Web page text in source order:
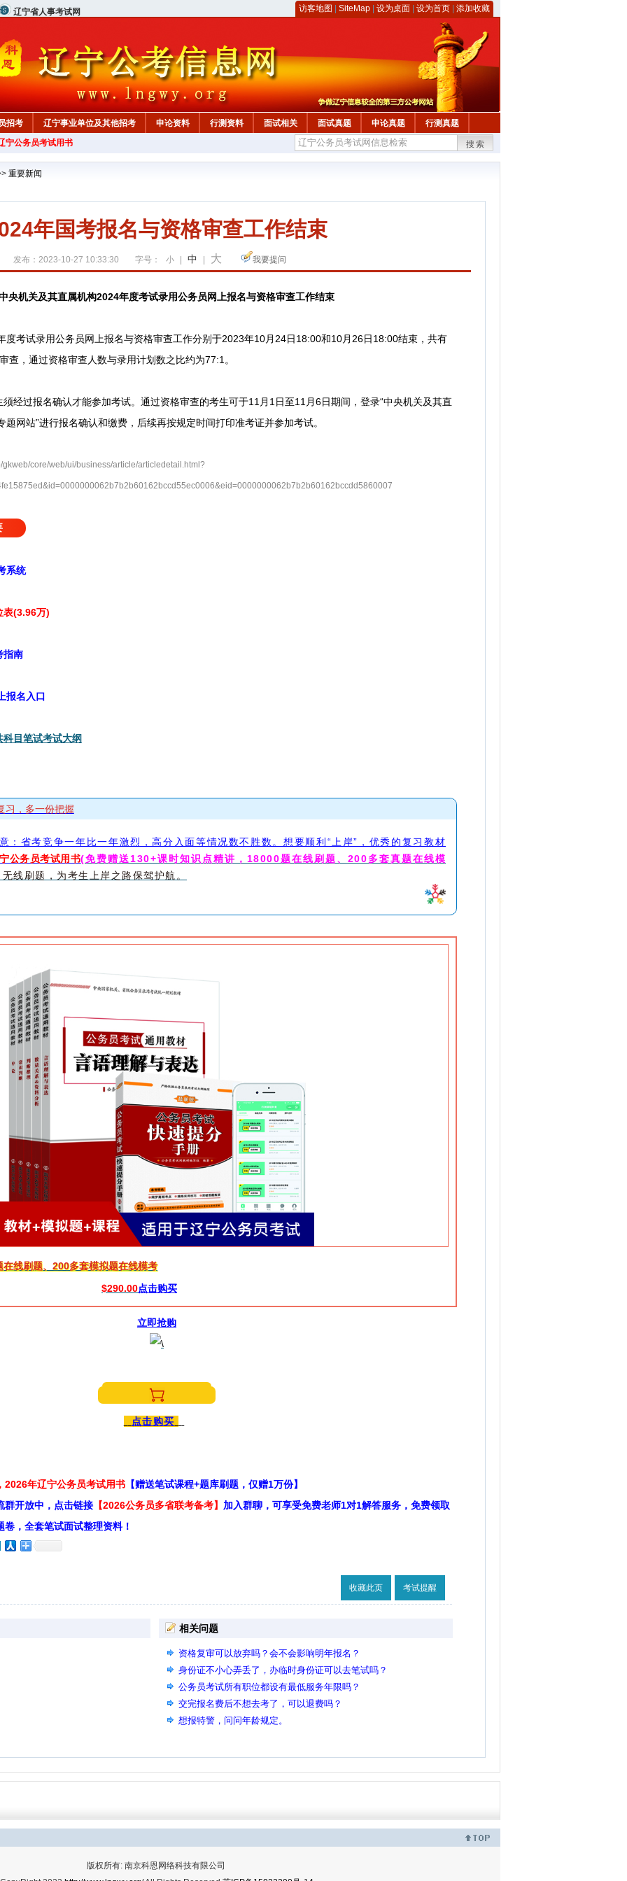
辽宁省人事考试网 访客地图 SiteMap 设为桌面 设为首页 添加收藏
招考 辽宁事业单位及其他招考 申论资料 行测资料 面试相关 面试真题 申论真题
行测真题
宁公务员考试用书
搜索
重要新闻
年国考报名与资格审查工作结束
发布：2023-10-27 10:33:30 字号： 小 中 大 我要提问
央机关及其直属机构2024年度考试录用公务员网上报名与资格审查工作结束
试录用公务员网上报名与资格审查工作分别于2023年10月24日18:00和10月26日18:00结束，共有
查，通过资格审查人数与录用计划数之比约为77:1。
过报名确认才能参加考试。通过资格审查的考生可于11月1日至11月6日期间，登录“中央机关及其直
网站”进行报名确认和缴费，后续再按规定时间打印准考证并参加考试。
core/web/ui/business/article/articledetail.html?
系统
表(3.96万)
指南
报名入口
目笔试考试大纲
习，多一份把握
：省考竞争一年比一年激烈，高分入面等情况数不胜数。想要顺利“上岸”，优秀的复习教材
公务员考试用书(免费赠送130+课时知识点精讲，18000题在线刷题、200多套真题在线模
线刷题，为考生上岸之路保驾护航。
线刷题、200多套模拟题在线模考
$290.00点击购买
立即抢购
点击购买
2026年辽宁公务员考试用书 【赠送笔试课程+题库刷题，仅赠1万份】
群开放中，点击链接 【2026公务员多省联考备考】 加入群聊，可享受免费老师1对1解答服务，免费领取
，全套笔试面试整理资料！
收藏此页 考试提醒
相关问题
资格复审可以放弃吗？会不会影响明年报名？
身份证不小心弄丢了，办临时身份证可以去笔试吗？
公务员考试所有职位都设有最低服务年限吗？
交完报名费后不想去考了，可以退费吗？
想报特警，问问年龄规定。
版权所有: 南京科恩网络科技有限公司